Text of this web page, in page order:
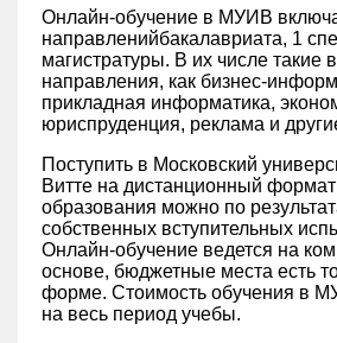
Онлайн-обучение в МУИВ
направленийбакалавриата, 1
магистратуры. В их числе такие
направления, как бизнес-
прикладная информатика,
юриспруденция, реклама и
Поступить в Московский
Витте на дистанционный
образования можно по
собственных вступительных
Онлайн-обучение ведется на
основе, бюджетные места есть
форме. Стоимость обучения в
на весь период учебы.